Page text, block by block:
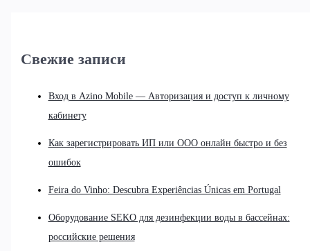
Свежие записи
Вход в Azino Mobile — Авторизация и доступ к личному
кабинету
Как зарегистрировать ИП или ООО онлайн быстро и без
ошибок
Feira do Vinho: Descubra Experiências Únicas em Portugal
Оборудование SEKO для дезинфекции воды в бассейнах:
российские решения